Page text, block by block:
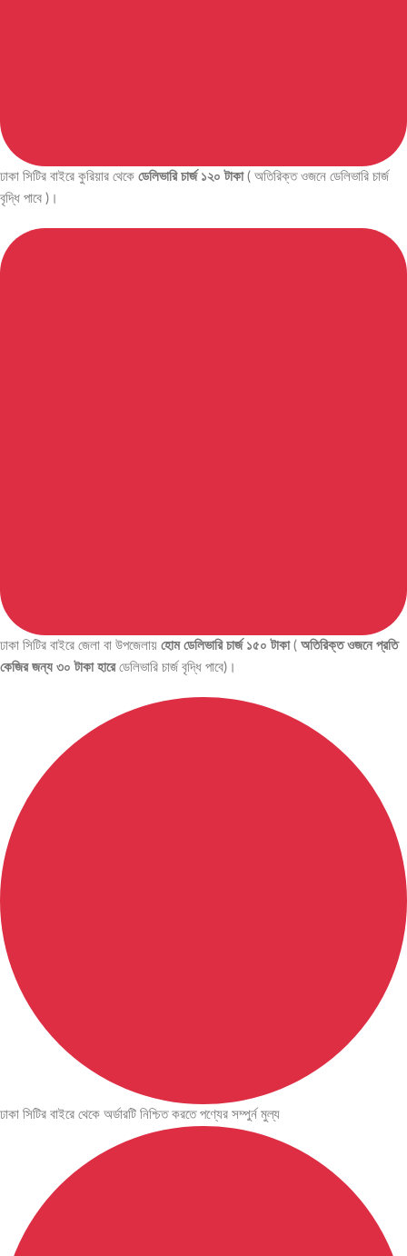
ঢাকা সিটির বাইরে কুরিয়ার থেকে ডেলিভারি চার্জ ১২০ টাকা( অতিরিক্ত ওজনে ডেলিভারি চার্জ
বৃদ্ধি পাবে )।
ঢাকা সিটির বাইরে জেলা বা উপজেলায় হোম ডেলিভারি চার্জ ১৫০ টাকা ( অতিরিক্ত ওজনে প্রতি
কেজির জন্য ৩০ টাকা হারেডেলিভারি চার্জ বৃদ্ধি পাবে)।
ঢাকা সিটির বাইরে থেকে অর্ডারটি নিশ্চিত করতে পণ্যের সম্পুর্ন মুল্য